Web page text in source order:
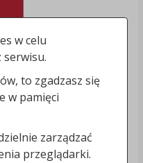
w celu
to zgadzasz się
w pamięci
zarządzać
przeglądarki.